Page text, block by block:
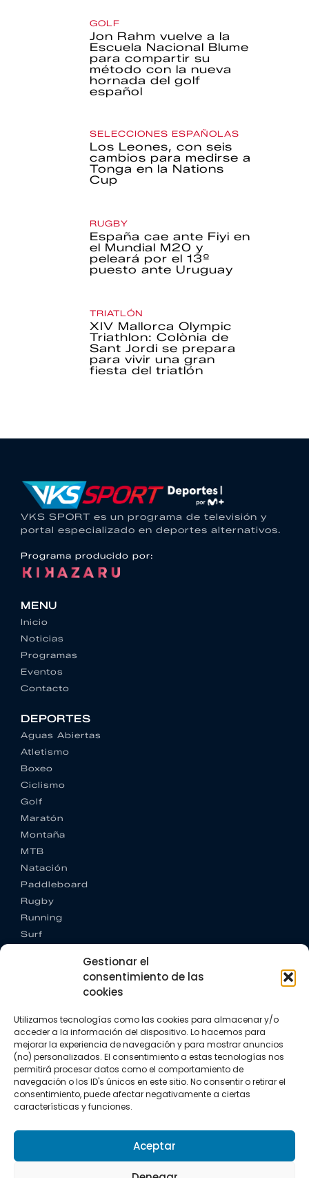
Gestionar el
consentimiento de las
cookies
Utilizamos tecnologías como las cookies para almacenar y/o
acceder a la información del dispositivo. Lo hacemos para
mejorar la experiencia de navegación y para mostrar anuncios
(no) personalizados. El consentimiento a estas tecnologías nos
permitirá procesar datos como el comportamiento de
navegación o los ID's únicos en este sitio. No consentir o retirar el
consentimiento, puede afectar negativamente a ciertas
características y funciones.
Aceptar
GOLF
Jon Rahm vuelve a la
Escuela Nacional Blume
para compartir su
método con la nueva
hornada del golf
español
SELECCIONES ESPAÑOLAS
Los Leones, con seis
cambios para medirse a
Tonga en la Nations
Cup
RUGBY
España cae ante Fiyi en
el Mundial M20 y
peleará por el 13º
puesto ante Uruguay
TRIATLÓN
XIV Mallorca Olympic
Triathlon: Colònia de
Sant Jordi se prepara
para vivir una gran
fiesta del triatlón
VKS SPORT es un programa de televisión y
portal especializado en deportes alternativos.
Programa producido por:
MENU
Inicio
Noticias
Programas
Eventos
Contacto
DEPORTES
Aguas Abiertas
Atletismo
Boxeo
Ciclismo
Golf
Maratón
Montaña
MTB
Natación
Paddleboard
Rugby
Running
Surf
CONTACTO
+34 662 342 177
info@vkssport.com
SÍGUENOS
Política de privacidad
Política de cookies